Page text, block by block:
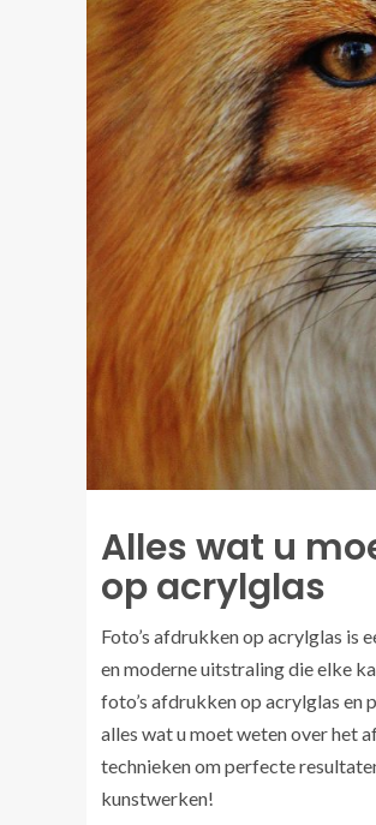
Alles wat u
op acrylglas
Foto’s afdrukken op acrylglas is
en moderne uitstraling die elke
foto’s afdrukken op acrylglas
alles wat u moet weten over het
technieken om perfecte
kunstwerken!